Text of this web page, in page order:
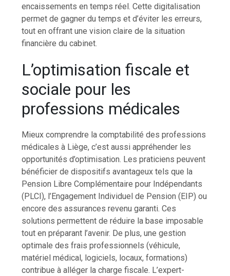
encaissements en temps réel. Cette digitalisation
permet de gagner du temps et d’éviter les erreurs,
tout en offrant une vision claire de la situation
financière du cabinet.
L’optimisation fiscale et
sociale pour les
professions médicales
Mieux comprendre la comptabilité des professions
médicales à Liège, c’est aussi appréhender les
opportunités d’optimisation. Les praticiens peuvent
bénéficier de dispositifs avantageux tels que la
Pension Libre Complémentaire pour Indépendants
(PLCI), l’Engagement Individuel de Pension (EIP) ou
encore des assurances revenu garanti. Ces
solutions permettent de réduire la base imposable
tout en préparant l’avenir. De plus, une gestion
optimale des frais professionnels (véhicule,
matériel médical, logiciels, locaux, formations)
contribue à alléger la charge fiscale. L’expert-